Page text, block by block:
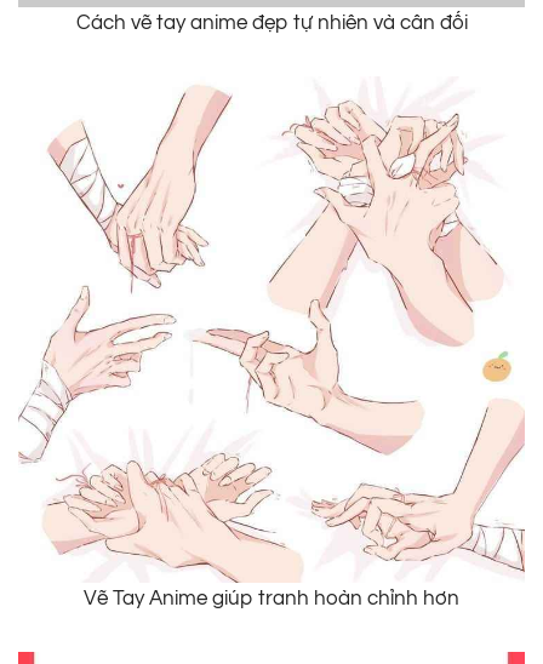
Cách vẽ tay anime đẹp tự nhiên và cân đối
Vẽ Tay Anime giúp tranh hoàn chỉnh hơn